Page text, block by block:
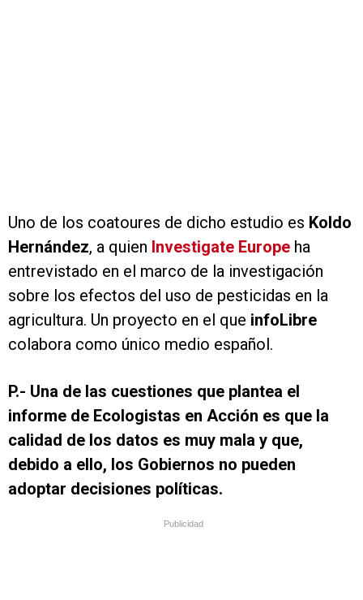
Uno de los coatoures de dicho estudio es Koldo
Hernández, a quien Investigate Europe ha
entrevistado en el marco de la investigación
sobre los efectos del uso de pesticidas en la
agricultura. Un proyecto en el que infoLibre
colabora como único medio español.
P.- Una de las cuestiones que plantea el
informe de Ecologistas en Acción es que la
calidad de los datos es muy mala y que,
debido a ello, los Gobiernos no pueden
adoptar decisiones políticas.
Publicidad